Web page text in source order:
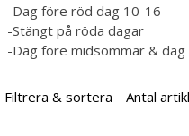
-Dag före röd dag 10-16
-Stängt på röda dagar
-Dag före midsommar &
Filtrera & sortera Antal